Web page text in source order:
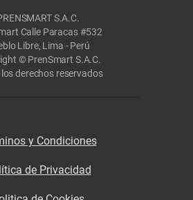
S.A.C.
Calle Paracas #532
Libre, Lima - Perú
© PrenSmart S.A.C.
derechos reservados
y Condiciones
de Privacidad